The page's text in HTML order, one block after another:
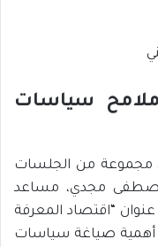
سياسات
مجموعة من الجلسات
مصطفى مجدي، مساعد
“اقتصاد المعرفة
أهمية صياغة سياسات